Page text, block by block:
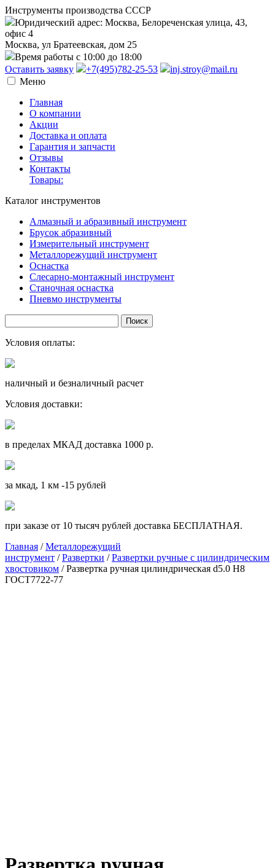
Инструменты производства СССР
Юридический адрес: Москва, Белореченская улица, 43,
офис 4
Москва, ул Братеевская, дом 25
Время работы с 10:00 до 18:00
Оставить заявку
+7(495)782-25-53
inj.stroy@mail.ru
Меню
Главная
О компании
Акции
Доставка и оплата
Гарантия и запчасти
Отзывы
Контакты
Товары:
Каталог инструментов
Алмазный и абразивный инструмент
Брусок абразивный
Измерительный инструмент
Металлорежущий инструмент
Оснастка
Слесарно-монтажный инструмент
Станочная оснастка
Пневмо инструменты
Условия оплаты:
наличный и безналичный расчет
Условия доставки:
в пределах МКАД доставка 1000 р.
за мкад, 1 км -15 рублей
при заказе от 10 тысяч рублей доставка БЕСПЛАТНАЯ.
Главная /Металлорежущий
инструмент /Развертки /Развертки ручные с цилиндрическим
хвостовиком / Развертка ручная цилиндрическая d5.0 Н8
ГОСТ7722-77